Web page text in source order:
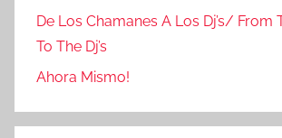
De Los Chamanes A Los Dj’s/ From
To The Dj’s
Ahora Mismo!